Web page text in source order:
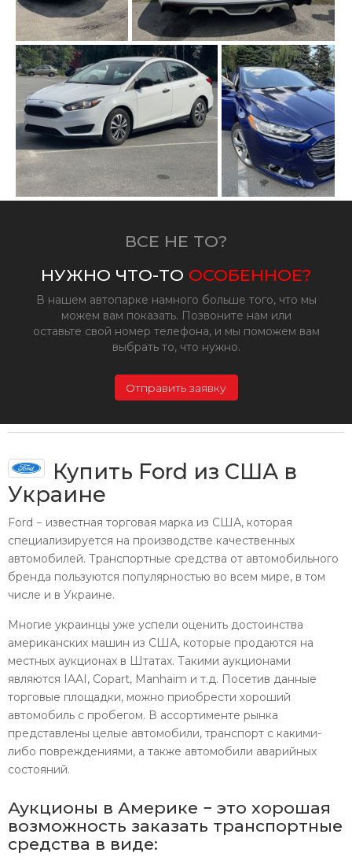
Ford из США
ВСЕ НЕ ТО?
НУЖНО ЧТО-ТО ОСОБЕННОЕ?
В нашем автопарке намного больше того, что мы
можем вам показать. Позвоните нам или
оставьте свой номер телефона, и мы поможем вам
выбрать то, что нужно.
Отправить заявку
Купить Ford из США в
Украине
Ford − известная торговая марка из США, которая
специализируется на производстве качественных
автомобилей. Транспортные средства от автомобильного
бренда пользуются популярностью во всем мире, в том
числе и в Украине.
Многие украинцы уже успели оценить достоинства
американских машин из США, которые продаются на
местных аукционах в Штатах. Такими аукционами
являются IAAI, Copart, Manhaim и т.д. Посетив данные
торговые площадки, можно приобрести хороший
автомобиль с пробегом. В ассортименте рынка
представлены целые автомобили, транспорт с какими-
либо повреждениями, а также автомобили аварийных
состояний.
Аукционы в Америке − это хорошая
возможность заказать транспортные
средства в виде: